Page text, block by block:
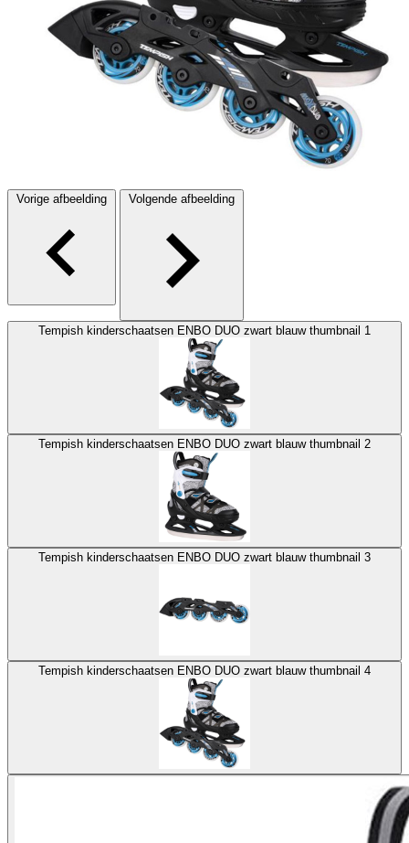
Vorige afbeelding Volgende afbeelding
Tempish kinderschaatsen ENBO DUO zwart blauw thumbnail 1
Tempish kinderschaatsen ENBO DUO zwart blauw thumbnail 2
Tempish kinderschaatsen ENBO DUO zwart blauw thumbnail 3
Tempish kinderschaatsen ENBO DUO zwart blauw thumbnail 4